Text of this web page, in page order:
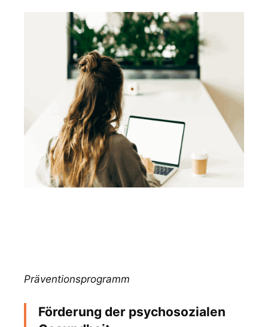
Präventionsprogramm
Förderung der psychosozialen